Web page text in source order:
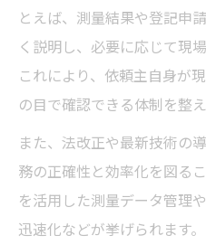
とえば、測量結果や登記申
く説明し、必要に応じて現
これにより、依頼主自身が
の目で確認できる体制を整え
また、法改正や最新技術の
務の正確性と効率化を図る
を活用した測量データ管理
迅速化などが挙げられます